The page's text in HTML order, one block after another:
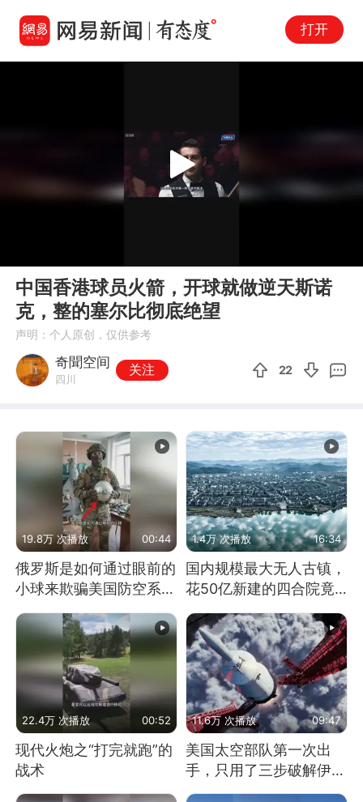
打开
Play
中国香港球员火箭，开球就做逆天斯诺
克，整的塞尔比彻底绝望
声明：个人原创，仅供参考
奇聞空间
四川
关注 22
19.8万 次播放 00:44
俄罗斯是如何通过眼前的
小球来欺骗美国防空系统
1.4万 次播放 16:34
国内规模最大无人古镇，
花50亿新建的四合院竟
22.4万 次播放 00:52
现代火炮之“打完就跑”的
战术
11.6万 次播放 09:47
美国太空部队第一次出
手，只用了三步破解伊朗
防空